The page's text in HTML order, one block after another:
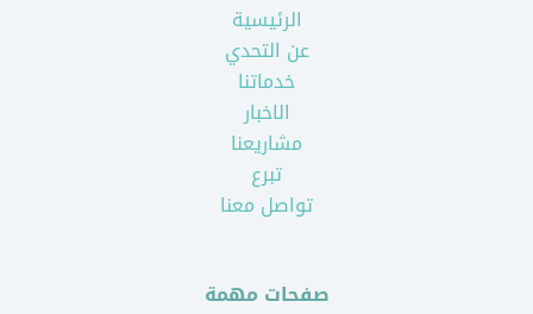
الرئيسية
عن التحدي
خدماتنا
الاخبار
مشاريعنا
تبرع
تواصل معنا
صفحات مهمة